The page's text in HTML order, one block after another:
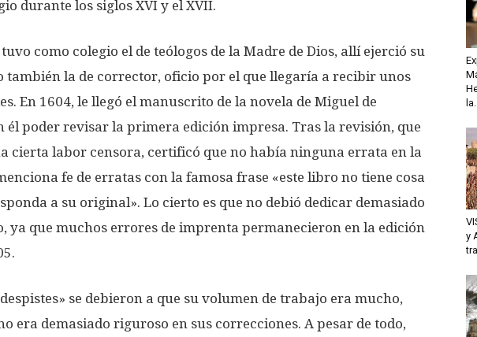
durante los siglos XVI y el XVII.
como colegio el de teólogos de la Madre de Dios, allí ejerció su
también la de corrector, oficio por el que llegaría a recibir unos
En 1604, le llegó el manuscrito de la novela de Miguel de
él poder revisar la primera edición impresa. Tras la revisión, que
cierta labor censora, certificó que no había ninguna errata en la
fe de erratas con la famosa frase «este libro no tiene cosa
a su original». Lo cierto es que no debió dedicar demasiado
ya que muchos errores de imprenta permanecieron en la edición
se debieron a que su volumen de trabajo era mucho,
era demasiado riguroso en sus correcciones. A pesar de todo,
y